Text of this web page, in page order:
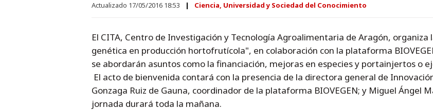
Actualizado 17/05/2016 18:53 Ciencia, Universidad y Sociedad del Conocimiento
El CITA, Centro de Investigación y Tecnología Agroalimentaria de Aragón,
genética en producción hortofrutícola", en colaboración con la plataforma
se abordarán asuntos como la financiación, mejoras en especies y portainjertos o
El acto de bienvenida contará con la presencia de la directora general de
Gonzaga Ruiz de Gauna, coordinador de la plataforma BIOVEGEN; y Miguel Ángel
jornada durará toda la mañana.